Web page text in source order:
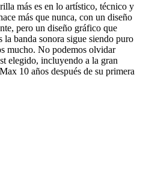
más es en lo artístico, técnico y
más que nunca, con un diseño
pero un diseño gráfico que
banda sonora sigue siendo puro
mucho. No podemos olvidar
elegido, incluyendo a la gran
10 años después de su primera